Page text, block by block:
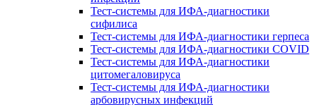
Тест-системы для ИФА-диагностики
сифилиса
Тест-системы для ИФА-диагностики герпеса
Тест-системы для ИФА-диагностики COVID
Тест-системы для ИФА-диагностики
цитомегаловируса
Тест-системы для ИФА-диагностики
арбовирусных инфекций